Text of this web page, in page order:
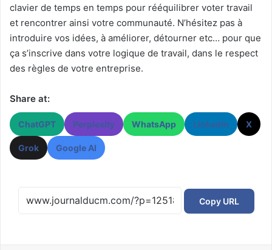
clavier de temps en temps pour rééquilibrer voter travail
et rencontrer ainsi votre communauté. N’hésitez pas à
introduire vos idées, à améliorer, détourner etc… pour que
ça s’inscrive dans votre logique de travail, dans le respect
des règles de votre entreprise.
Share at:
ChatGPT Perplexity WhatsApp LinkedIn X
Grok Google AI
Copy URL